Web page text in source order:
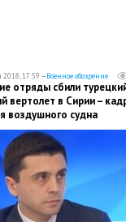
2018, 17:59 —Военное обозрение
отряды сбили
вертолет в Сирии –
воздушного судна